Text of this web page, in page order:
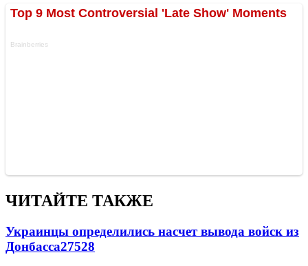
ЧИТАЙТЕ ТАКЖЕ
Украинцы определились насчет вывода войск из
Донбасса27528